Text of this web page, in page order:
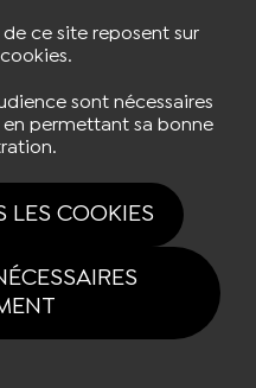
ce site reposent sur
cookies.
sont nécessaires
permettant sa bonne
LES COOKIES
BOUTIQUE
2026 |
Politique